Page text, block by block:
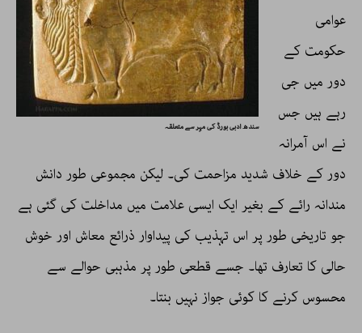
سندھ ادبی بورڈ کی مہر سے متعلقہ
عوامی
حکومت کے
دور میں جی
رہے ہیں جس
نے اس آمرانہ
دور کے خلاف شدید مزاحمت کی۔ لیکن مجموعی طور دانش
مندانہ رائے کے بغیر ایک ایسی علامت میں مداخلت کی گئی ہے
جو تاریخی طور پر اس تہذیب کی پیداوار ذرائع معاش اور خوش
حالی کا تعارف تھا۔ جسے قطعی طور پر مذہبی حوالے سے
محسوس کرنے کا کوئی جواز نہیں بنتا۔